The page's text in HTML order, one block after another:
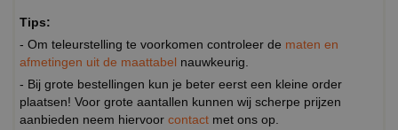
Tips:
- Om teleurstelling te voorkomen controleer de maten en
afmetingen uit de maattabel nauwkeurig.
- Bij grote bestellingen kun je beter eerst een kleine order
plaatsen! Voor grote aantallen kunnen wij scherpe prijzen
aanbieden neem hiervoor contact met ons op.